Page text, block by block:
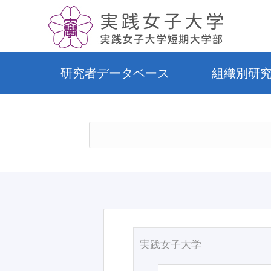
研究者データベース 組織別研
実践女子大学